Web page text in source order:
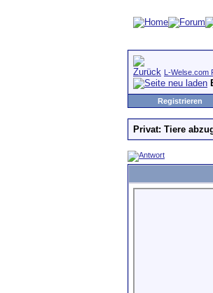
L-Welse.com
Registrieren
Privat: Tiere